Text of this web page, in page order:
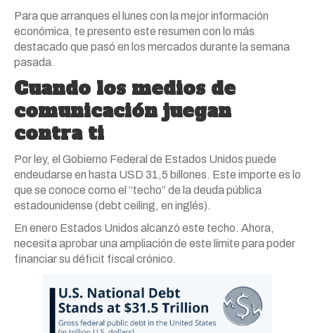
Para que arranques el lunes con la mejor información
económica, te presento este resumen con lo más
destacado que pasó en los mercados durante la semana
pasada.
Cuando los medios de
comunicación juegan
contra ti
Por ley, el Gobierno Federal de Estados Unidos puede
endeudarse en hasta USD 31,5 billones. Este importe es lo
que se conoce como el “techo” de la deuda pública
estadounidense (debt ceiling, en inglés).
En enero Estados Unidos alcanzó este techo. Ahora,
necesita aprobar una ampliación de este límite para poder
financiar su déficit fiscal crónico.